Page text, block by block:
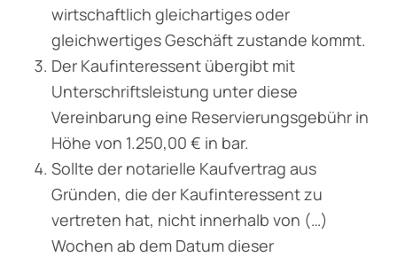
wirtschaftlich gleichartiges oder
gleichwertiges Geschäft zustande kommt.
Der Kaufinteressent übergibt mit
Unterschriftsleistung unter diese
Vereinbarung eine Reservierungsgebühr in
Höhe von 1.250,00 € in bar.
Sollte der notarielle Kaufvertrag aus
Gründen, die der Kaufinteressent zu
vertreten hat, nicht innerhalb von (…)
Wochen ab dem Datum dieser